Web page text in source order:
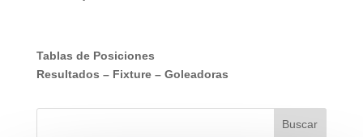
Tablas de Posiciones
Resultados – Fixture– Goleadoras